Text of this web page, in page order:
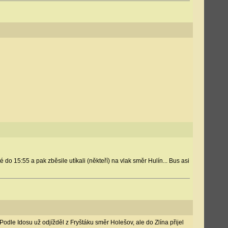
do 15:55 a pak zběsile utíkali (někteří) na vlak směr Hulín... Bus asi
Idosu už odjížděl z Fryštáku směr Holešov, ale do Zlína přijel